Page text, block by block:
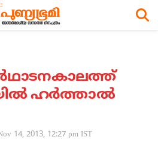
ഹര്‍ത്താല്‍
14, 2013, 12:27 pm IST